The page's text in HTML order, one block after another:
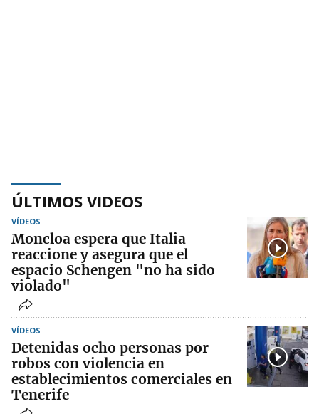
ÚLTIMOS VIDEOS
VÍDEOS
Moncloa espera que Italia
reaccione y asegura que el
espacio Schengen "no ha sido
violado"
VÍDEOS
Detenidas ocho personas por
robos con violencia en
establecimientos comerciales en
Tenerife